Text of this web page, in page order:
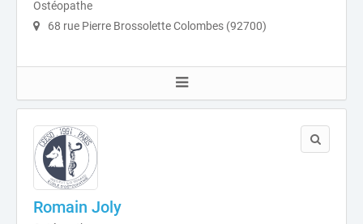
Ostéopathe
68 rue Pierre Brossolette Colombes (92700)
Romain Joly